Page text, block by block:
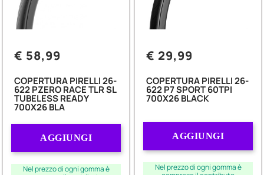
€ 58,99
COPERTURA PIRELLI 26-
622 PZERO RACE TLR SL
TUBELESS READY
700X26 BLA
AGGIUNGI
Nel prezzo di ogni gomma è
€ 29,99
COPERTURA PIRELLI 26-
622 P7 SPORT 60TPI
700X26 BLACK
AGGIUNGI
Nel prezzo di ogni gomma è